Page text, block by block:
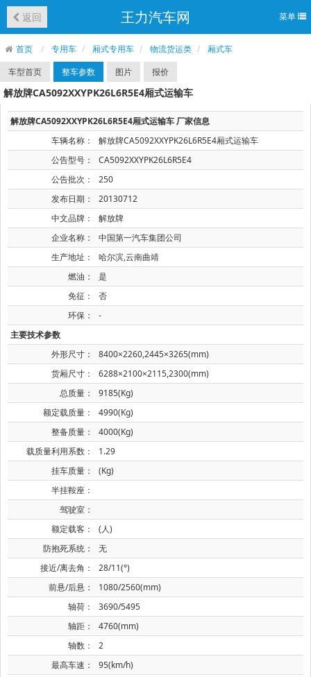
返回 王力汽车网 菜单
首页 专用车 厢式专用车 物流货运类
厢式车
车型首页
整车参数 图片 报价
解放牌CA5092XXYPK26L6R5E4厢式运输车
解放牌CA5092XXYPK26L6R5E4厢式运输车 厂家信息
车辆名称：
解放牌CA5092XXYPK26L6R5E4厢式运输车
公告型号：
CA5092XXYPK26L6R5E4
公告批次：
250
发布日期：
20130712
中文品牌：
解放牌
企业名称：
中国第一汽车集团公司
生产地址：
哈尔滨,云南曲靖
燃油：
是
免征：
否
环保：
-
主要技术参数
外形尺寸：
8400×2260,2445×3265(mm)
货厢尺寸：
6288×2100×2115,2300(mm)
总质量：
9185(Kg)
额定载质量：
4990(Kg)
整备质量：
4000(Kg)
载质量利用系数：
1.29
挂车质量：
(Kg)
半挂鞍座：
驾驶室：
额定载客：
(人)
防抱死系统：
无
接近/离去角：
28/11(°)
前悬/后悬：
1080/2560(mm)
轴荷：
3690/5495
轴距：
4760(mm)
轴数：
2
最高车速：
95(km/h)